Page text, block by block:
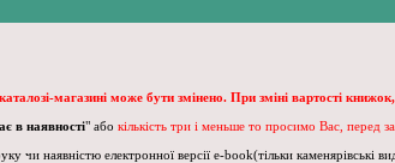
магазині може бути змінено. При зміні вартості
в наявності" або кількість три і меньше то просимо Вас, перед
чи наявністю електронної версії e-book(тільки каменярівські